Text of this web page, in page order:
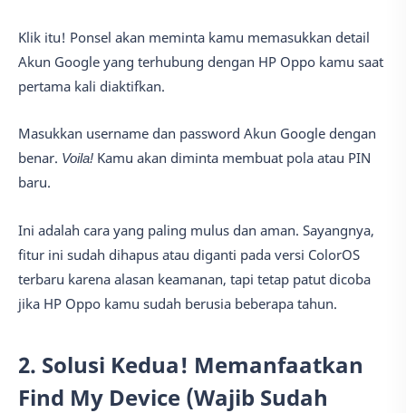
Klik itu! Ponsel akan meminta kamu memasukkan detail
Akun Google yang terhubung dengan HP Oppo kamu saat
pertama kali diaktifkan.
Masukkan username dan password Akun Google dengan
benar. Voila! Kamu akan diminta membuat pola atau PIN
baru.
Ini adalah cara yang paling mulus dan aman. Sayangnya,
fitur ini sudah dihapus atau diganti pada versi ColorOS
terbaru karena alasan keamanan, tapi tetap patut dicoba
jika HP Oppo kamu sudah berusia beberapa tahun.
2. Solusi Kedua! Memanfaatkan
Find My Device (Wajib Sudah